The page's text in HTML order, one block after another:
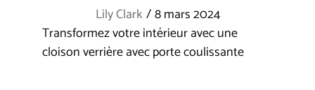
Lily Clark/8 mars 2024
Transformez votre intérieur avec une
cloison verrière avec porte coulissante